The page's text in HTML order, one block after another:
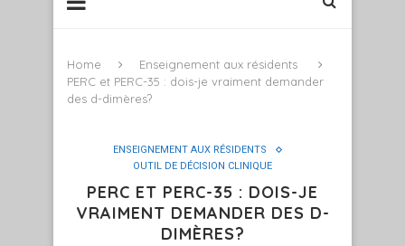
Home
Enseignement aux résidents
PERC et PERC-35 : dois-je vraiment demander
des d-dimères?
ENSEIGNEMENT AUX RÉSIDENTS
OUTIL DE DÉCISION CLINIQUE
PERC ET PERC-35 : DOIS-JE
VRAIMENT DEMANDER DES D-
DIMÈRES?